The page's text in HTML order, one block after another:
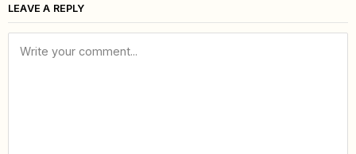
LEAVE A REPLY